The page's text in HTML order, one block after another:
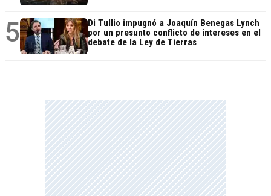
5
Di Tullio impugnó a Joaquín Benegas Lynch
por un presunto conflicto de intereses en el
debate de la Ley de Tierras